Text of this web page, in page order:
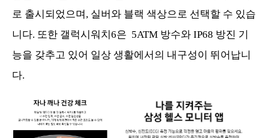
로 출시되었으며, 실버와 블랙 색상으로 선택할 수 있습
니다. 또한 갤럭시워치6은 5ATM 방수와 IP68 방진 기
능을 갖추고 있어 일상 생활에서의 내구성이 뛰어납니
다.